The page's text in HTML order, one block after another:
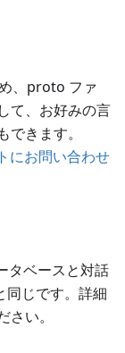
、proto ファ
て、お好みの言
きます。
にお問い合わせ
タベースと対話
同じです。詳細
さい。